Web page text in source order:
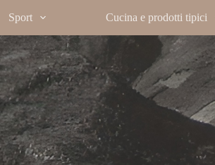
Sport Cucina e prodotti tipici